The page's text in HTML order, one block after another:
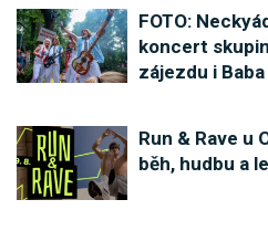
FOTO:
koncert
zájezdu i
Run & Rave u
běh, hudbu a